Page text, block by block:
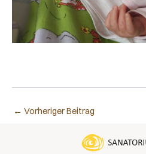
← Vorheriger Beitrag